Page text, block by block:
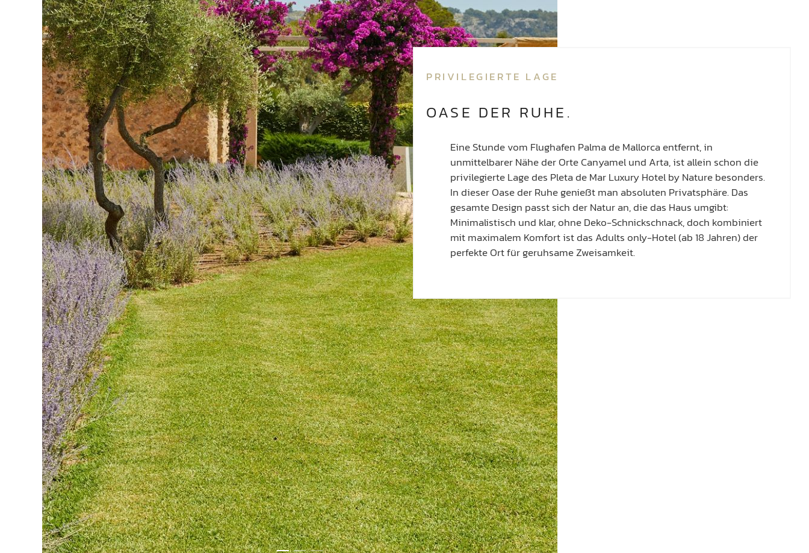
PRIVILEGIERTE LAGE
OASE DER RUHE.
Eine Stunde vom Flughafen Palma de Mallorca entfernt, in
unmittelbarer Nähe der Orte Canyamel und Arta, ist allein schon die
privilegierte Lage des Pleta de Mar Luxury Hotel by Nature besonders.
In dieser Oase der Ruhe genießt man absoluten Privatsphäre. Das
gesamte Design passt sich der Natur an, die das Haus umgibt:
Minimalistisch und klar, ohne Deko-Schnickschnack, doch kombiniert
mit maximalem Komfort ist das Adults only-Hotel (ab 18 Jahren) der
perfekte Ort für geruhsame Zweisamkeit.